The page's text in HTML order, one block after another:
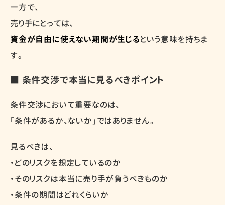
一方で、
売り手にとっては、
資金が自由に使えない期間が生じるという意味を持ちま
す。
■ 条件交渉で本当に見るべきポイント
条件交渉において重要なのは、
「条件があるか、ないか」ではありません。
見るべきは、
・どのリスクを想定しているのか
・そのリスクは本当に売り手が負うべきものか
・条件の期間はどれくらいか